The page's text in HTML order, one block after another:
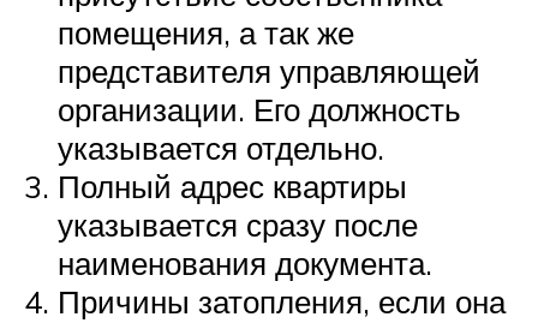
помещения, а так же
представителя управляющей
организации. Его должность
указывается отдельно.
Полный адрес квартиры
указывается сразу после
наименования документа.
Причины затопления, если она